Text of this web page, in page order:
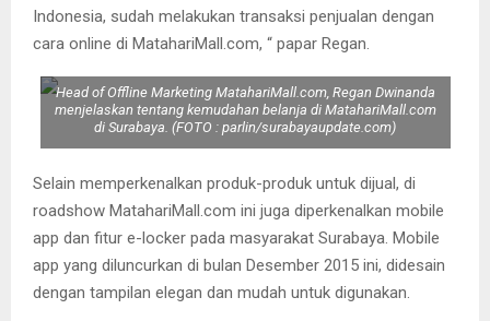
Indonesia, sudah melakukan transaksi penjualan dengan
cara online di MatahariMall.com, “ papar Regan.
Head of Offline Marketing MatahariMall.com, Regan Dwinanda
menjelaskan tentang kemudahan belanja di MatahariMall.com
di Surabaya. (FOTO : parlin/surabayaupdate.com)
Selain memperkenalkan produk-produk untuk dijual, di
roadshow MatahariMall.com ini juga diperkenalkan mobile
app dan fitur e-locker pada masyarakat Surabaya. Mobile
app yang diluncurkan di bulan Desember 2015 ini, didesain
dengan tampilan elegan dan mudah untuk digunakan.